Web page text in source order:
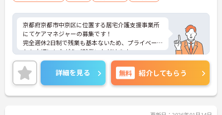
京都府京都市中京区に位置する居宅介護支援事業所
にてケアマネジャーの募集です！
完全週休2日制で残業も基本ないため、プライベー
トも大切にしながらご就業いただけます。
昇給制度もあり、頑張りが評価にしっかりと反映さ
れる環境ですので、モチベーションに繋げながらお
仕事に取り組んでいただけます。
ご興味ある方には、面接対策ポイントなど、さらに
詳細をお話しいたしますのでお気軽にご相談くださ
詳細を見る 無料 紹介してもらう